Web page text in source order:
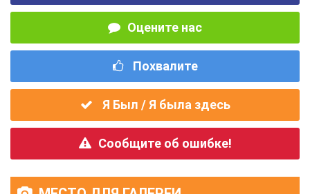
Оцените нас
Похвалите
Я Был / Я была здесь
Сообщите об ошибке!